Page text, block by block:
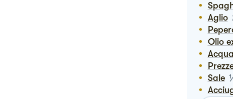
Aglio
Olio
Acqua
Sale